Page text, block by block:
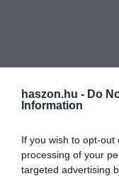
haszon.hu - Do
Information
If you wish to opt-
processing of your
targeted advertising